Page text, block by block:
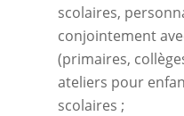
scolaires,
conjointement
(primaires,
ateliers pour
scolaires ;